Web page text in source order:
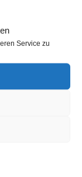
Service zu